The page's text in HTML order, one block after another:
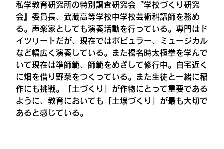
私学教育研究所の特別調査研究会『学校づくり研究
会』委員長、武蔵高等学校中学校芸術科講師を務め
る。声楽家としても演奏活動を行っている。専門はド
イツリートだが、現在ではポピュラー、ミュージカル
など幅広く演奏している。また楊名時太極拳を学んで
いて現在は準師範、師範をめざして修行中。自宅近く
に畑を借り野菜をつくっている。また生徒と一緒に稲
作にも挑戦。「土づくり」が作物にとって重要である
ように、教育においても「土壌づくり」が最も大切で
あると感じている。